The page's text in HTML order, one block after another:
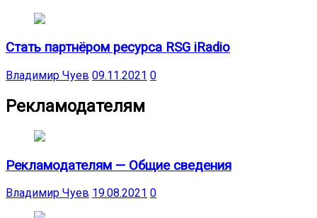
Стать партнёром ресурса RSG iRadio
Владимир Чуев 09.11.2021 0
Рекламодателям
Рекламодателям — Общие сведения
Владимир Чуев 19.08.2021 0